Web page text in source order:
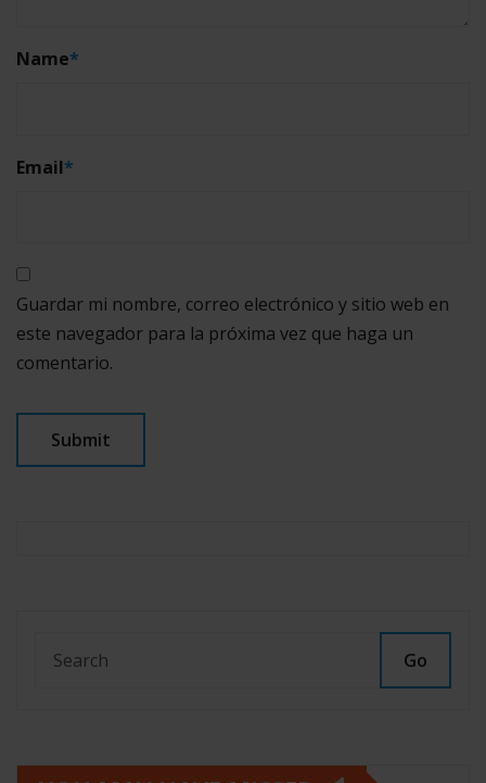
Name*
Email*
Guardar mi nombre, correo electrónico y sitio web en
este navegador para la próxima vez que haga un
comentario.
Go